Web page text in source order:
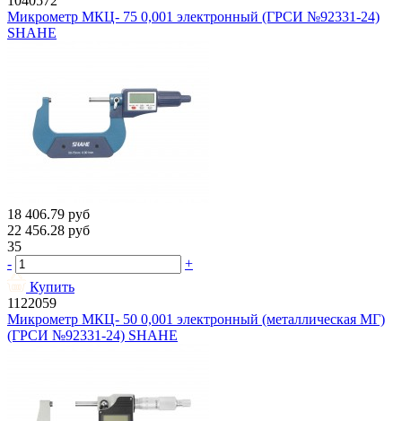
Микрометр МКЦ- 75 0,001 электронный (ГРСИ №92331-24)
SHAHE
18 406.79 руб
22 456.28 руб
35
-
+
Купить
1122059
Микрометр МКЦ- 50 0,001 электронный (металлическая МГ)
(ГРСИ №92331-24) SHAHE